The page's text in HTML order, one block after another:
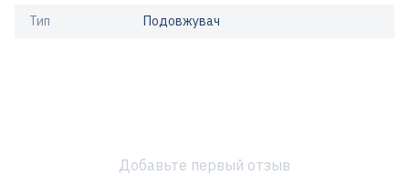
Тип Подовжувач
Добавьте первый отзыв